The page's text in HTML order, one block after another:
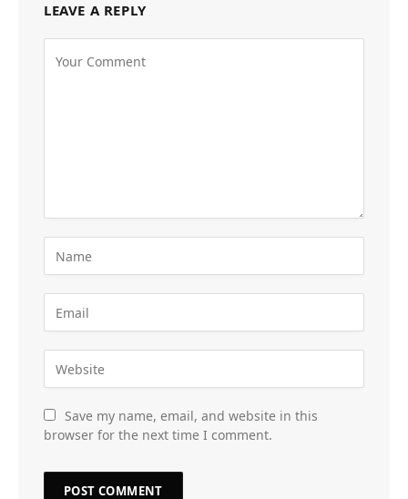
LEAVE A REPLY
Save my name, email, and website in this
browser for the next time I comment.